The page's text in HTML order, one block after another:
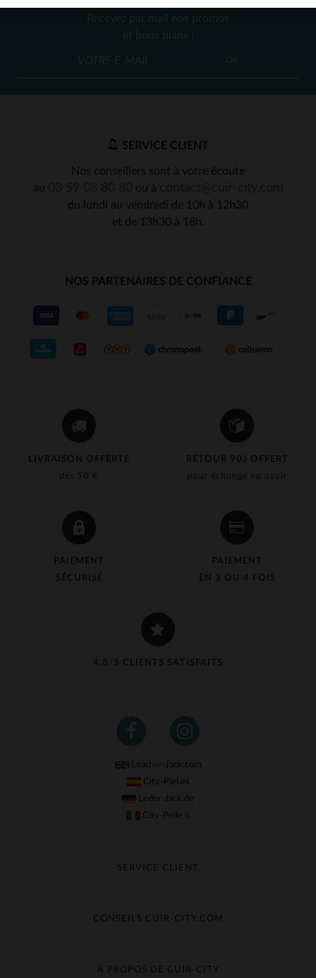
LIVRAISON OFFERTE
dès 50 €
RETOUR 90J OFFERT
pour échange ou avoir
PAIEMENT
SÉCURISÉ
PAIEMENT
EN 3 OU 4 FOIS
4,8/5 CLIENTS SATISFAITS
Recevez par mail nos promos
et bons plans !
OK
SERVICE CLIENT
Nos conseillers sont à votre écoute
au
ou à
du lundi au vendredi de 10h à 12h30
et de 13h30 à 18h.
NOS PARTENAIRES DE CONFIANCE
Leather-Jack.com
City-Piel.es
Leder-Jack.de
City-Pelle.it
SERVICE CLIENT
Échange & Remboursement
Contacter le service client
CONSEILS CUIR-CITY.COM
Guide des matières
À PROPOS DE CUIR-CITY